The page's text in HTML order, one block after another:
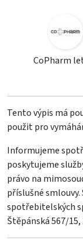
CoPharm
Tento výpis má
použit pro
Informujeme
poskytujeme
právo na
příslušné
spotřebitelských
Štěpánská 567/15,